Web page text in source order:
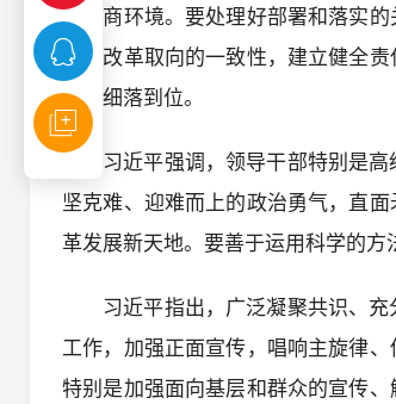
流营商环境。要处理好部署和落实
增强改革取向的一致性，建立健全
实落细落到位。
习近平强调，领导干部特别是
坚克难、迎难而上的政治勇气，直
革发展新天地。要善于运用科学的方
习近平指出，广泛凝聚共识、
工作，加强正面宣传，唱响主旋律
特别是加强面向基层和群众的宣传